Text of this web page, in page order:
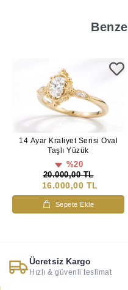
14 Ayar Kraliyet Serisi Oval
Taşlı Yüzük
%20
20.000,00 TL
16.000,00 TL
Sepete Ekle
Ücretsiz Kargo
Hızlı & güvenli teslimat